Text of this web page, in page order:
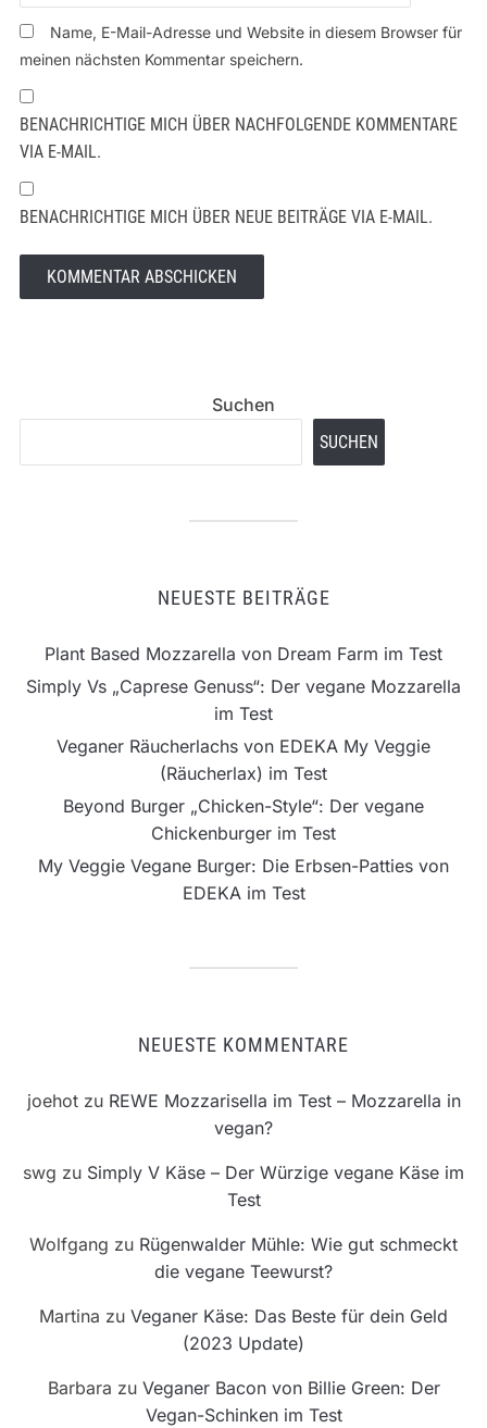
Name, E-Mail-Adresse und Website in diesem Browser für
meinen nächsten Kommentar speichern.
BENACHRICHTIGE MICH ÜBER NACHFOLGENDE KOMMENTARE
VIA E-MAIL.
BENACHRICHTIGE MICH ÜBER NEUE BEITRÄGE VIA E-MAIL.
Suchen
SUCHEN
NEUESTE BEITRÄGE
Plant Based Mozzarella von Dream Farm im Test
Simply Vs „Caprese Genuss“: Der vegane Mozzarella
im Test
Veganer Räucherlachs von EDEKA My Veggie
(Räucherlax) im Test
Beyond Burger „Chicken-Style“: Der vegane
Chickenburger im Test
My Veggie Vegane Burger: Die Erbsen-Patties von
EDEKA im Test
NEUESTE KOMMENTARE
joehotzu REWE Mozzarisella im Test – Mozzarella in
vegan?
swg zu Simply V Käse – Der Würzige vegane Käse im
Test
Wolfgang zu Rügenwalder Mühle: Wie gut schmeckt
die vegane Teewurst?
Martina zu Veganer Käse: Das Beste für dein Geld
(2023 Update)
Barbara zu Veganer Bacon von Billie Green: Der
Vegan-Schinken im Test